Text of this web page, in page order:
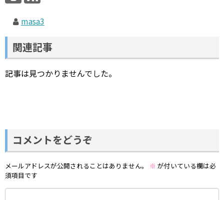
masa3
関連記事
記事は見つかりませんでした。
コメントをどうぞ
メールアドレスが公開されることはありません。 ※ が付いている欄は必
須項目です